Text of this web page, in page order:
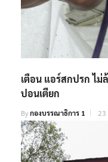
เตือน แอร์สกปรก ไม่
ปอนเตียก
Byกองบรรณาธิการ 1 23